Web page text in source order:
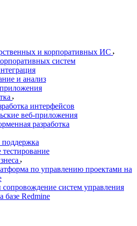
и корпоративных ИС
систем
и анализ
интерфейсов
веб-приложения
разработка
поддержка
по управлению проектами на
систем управления
базе Redmine